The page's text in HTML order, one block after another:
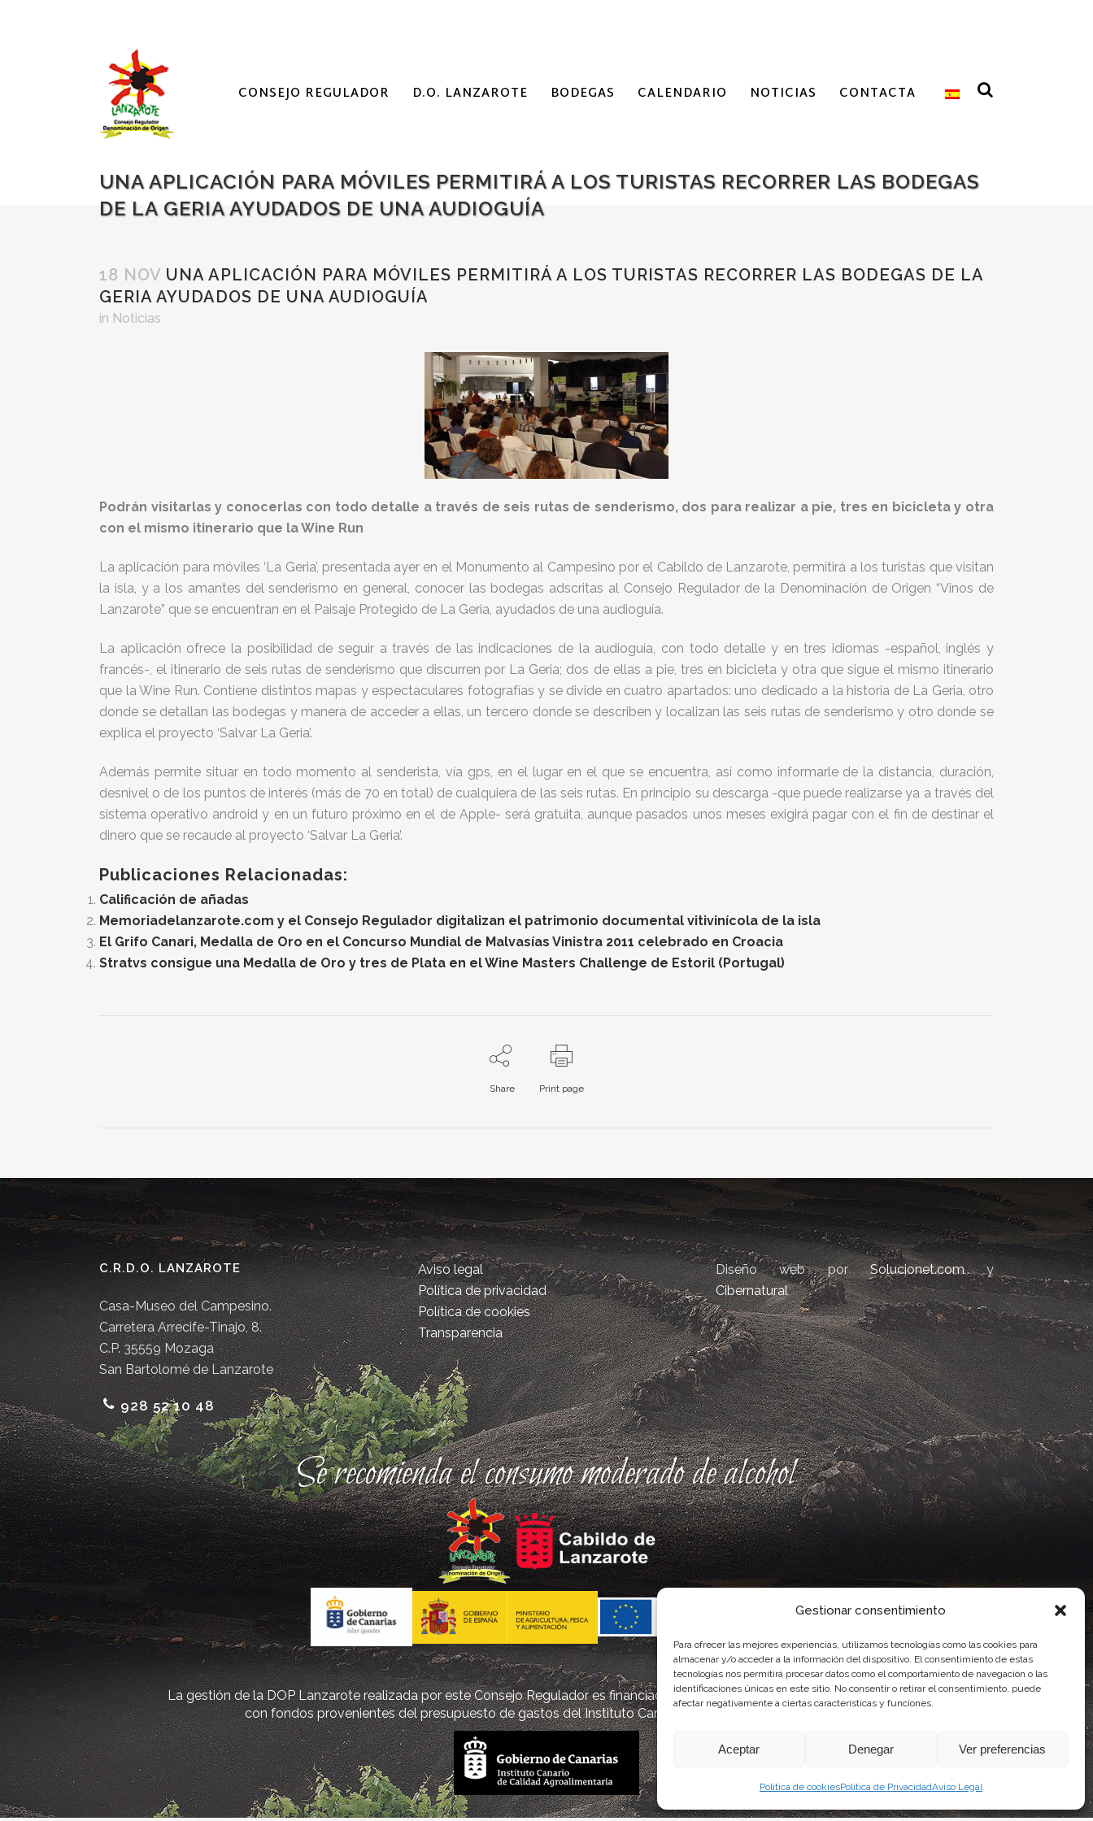
Gestionar consentimiento
Para ofrecer las mejores experiencias, utilizamos tecnologías como las cookies para
almacenar y/o acceder a la información del dispositivo. El consentimiento de estas
tecnologías nos permitirá procesar datos como el comportamiento de navegación o las
identificaciones únicas en este sitio. No consentir o retirar el consentimiento, puede
afectar negativamente a ciertas características y funciones.
Aceptar Denegar Ver preferencias
Política de cookiesPolítica de PrivacidadAviso Legal
CONSEJO REGULADOR D.O. LANZAROTE BODEGAS CALENDARIO NOTICIAS CONTACTA
UNA APLICACIÓN PARA MÓVILES PERMITIRÁ A LOS TURISTAS RECORRER LAS BODEGAS
DE LA GERIA AYUDADOS DE UNA AUDIOGUÍA
18 NOV UNA APLICACIÓN PARA MÓVILES PERMITIRÁ A LOS TURISTAS RECORRER LAS BODEGAS DE LA
GERIA AYUDADOS DE UNA AUDIOGUÍA
in Noticias
Podrán visitarlas y conocerlas con todo detalle a través de seis rutas de senderismo, dos para realizar a pie, tres en bicicleta y otra
con el mismo itinerario que la Wine Run
La aplicación para móviles ‘La Geria’, presentada ayer en el Monumento al Campesino por el Cabildo de Lanzarote, permitirá a los turistas que visitan
la isla, y a los amantes del senderismo en general, conocer las bodegas adscritas al Consejo Regulador de la Denominación de Origen “Vinos de
Lanzarote” que se encuentran en el Paisaje Protegido de La Geria, ayudados de una audioguía.
La aplicación ofrece la posibilidad de seguir a través de las indicaciones de la audioguía, con todo detalle y en tres idiomas -español, inglés y
francés-, el itinerario de seis rutas de senderismo que discurren por La Geria; dos de ellas a pie, tres en bicicleta y otra que sigue el mismo itinerario
que la Wine Run. Contiene distintos mapas y espectaculares fotografías y se divide en cuatro apartados: uno dedicado a la historia de La Geria, otro
donde se detallan las bodegas y manera de acceder a ellas, un tercero donde se describen y localizan las seis rutas de senderismo y otro donde se
explica el proyecto ‘Salvar La Geria’.
Además permite situar en todo momento al senderista, vía gps, en el lugar en el que se encuentra, así como informarle de la distancia, duración,
desnivel o de los puntos de interés (más de 70 en total) de cualquiera de las seis rutas. En principio su descarga -que puede realizarse ya a través del
sistema operativo android y en un futuro próximo en el de Apple- será gratuita, aunque pasados unos meses exigirá pagar con el fin de destinar el
dinero que se recaude al proyecto ‘Salvar La Geria’.
Publicaciones Relacionadas:
Calificación de añadas
Memoriadelanzarote.com y el Consejo Regulador digitalizan el patrimonio documental vitivinícola de la isla
El Grifo Canari, Medalla de Oro en el Concurso Mundial de Malvasías Vinistra 2011 celebrado en Croacia
Stratvs consigue una Medalla de Oro y tres de Plata en el Wine Masters Challenge de Estoril (Portugal)
Share Print page
C.R.D.O. LANZAROTE
Casa-Museo del Campesino.
Carretera Arrecife-Tinajo, 8.
C.P. 35559 Mozaga
San Bartolomé de Lanzarote
928 52 10 48
Aviso legal
Política de privacidad
Política de cookies
Transparencia
Diseño web porSolucionet.comy
Cibernatural
Se recomienda el consumo moderado de alcohol
La gestión de la DOP Lanzarote realizada por este Consejo Regulador es financiada, parcialmente, por el Gobierno de Canarias
con fondos provenientes del presupuesto de gastos del Instituto Canario de Calidad Agroalimentaria